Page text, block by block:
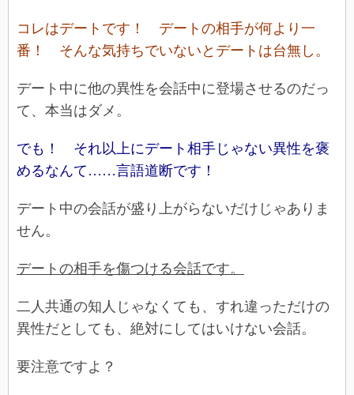
コレはデートです！ デートの相手が何より一
番！ そんな気持ちでいないとデートは台無し。
デート中に他の異性を会話中に登場させるのだっ
て、本当はダメ。
でも！ それ以上にデート相手じゃない異性を褒
めるなんて……言語道断です！
デート中の会話が盛り上がらないだけじゃありま
せん。
デートの相手を傷つける会話です。
二人共通の知人じゃなくても、すれ違っただけの
異性だとしても、絶対にしてはいけない会話。
要注意ですよ？